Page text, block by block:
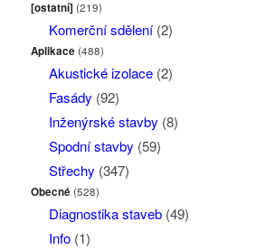
[ostatní] (219)
Komerční sdělení(2)
Aplikace (488)
Akustické izolace(2)
Fasády (92)
Inženýrské stavby (8)
Spodní stavby (59)
Střechy (347)
Obecné (528)
Diagnostika staveb(49)
Info(1)